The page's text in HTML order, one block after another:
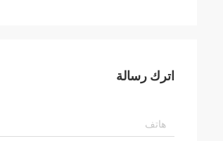
اترك رسالة